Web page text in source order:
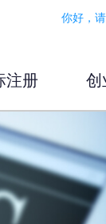
你好，
注册 创